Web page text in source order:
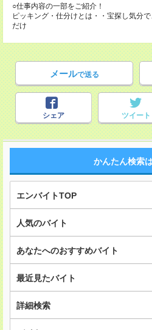
○仕事内容の一部をご紹介！
ピッキング・仕分けとは・・宝探し気分
だけ
メールで送る
シェア ツイート
かんたん検索
エンバイトTOP
人気のバイト
あなたへのおすすめバイト
最近見たバイト
詳細検索